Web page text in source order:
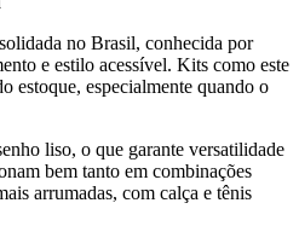
no Brasil, conhecida por
e estilo acessível. Kits como este
estoque, especialmente quando o
liso, o que garante versatilidade
bem tanto em combinações
arrumadas, com calça e tênis